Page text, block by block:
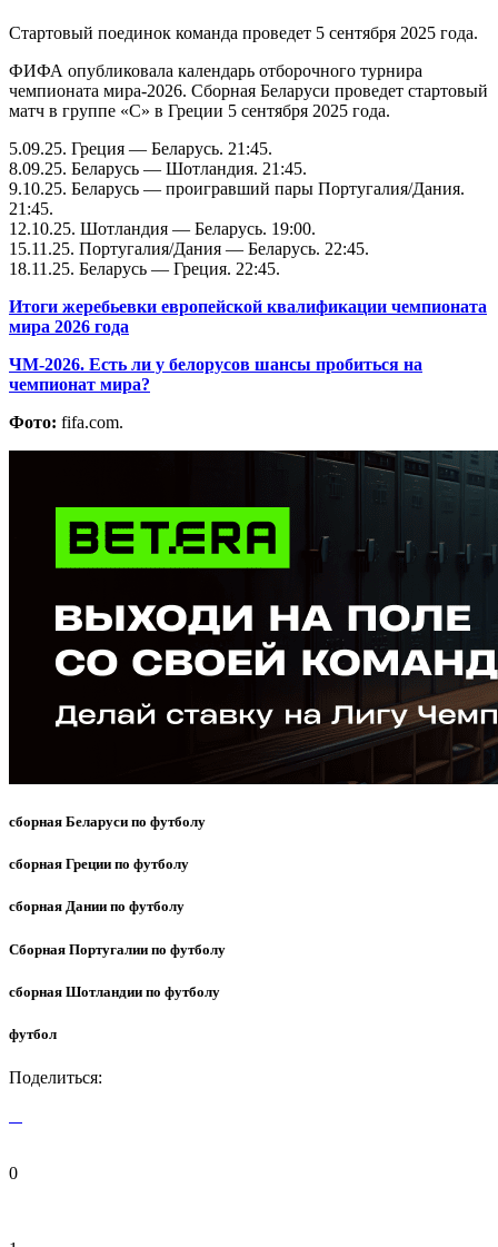
Стартовый поединок команда проведет 5 сентября 2025 года.
ФИФА опубликовала календарь отборочного турнира
чемпионата мира-2026. Сборная Беларуси проведет стартовый
матч в группе «С» в Греции 5 сентября 2025 года.
5.09.25. Греция — Беларусь. 21:45.
8.09.25. Беларусь — Шотландия. 21:45.
9.10.25. Беларусь — проигравший пары Португалия/Дания.
21:45.
12.10.25. Шотландия — Беларусь. 19:00.
15.11.25. Португалия/Дания — Беларусь. 22:45.
18.11.25. Беларусь — Греция. 22:45.
Итоги жеребьевки европейской квалификации чемпионата
мира 2026 года
ЧМ-2026. Есть ли у белорусов шансы пробиться на
чемпионат мира?
Фото: fifa.com.
сборная Беларуси по футболу
сборная Греции по футболу
сборная Дании по футболу
Сборная Португалии по футболу
сборная Шотландии по футболу
футбол
Поделиться:
0